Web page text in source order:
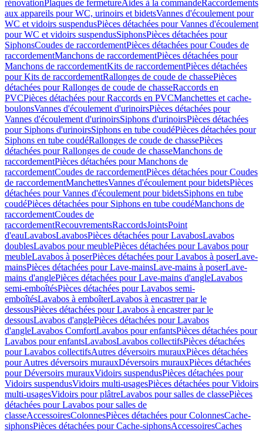
rénovationPlaques de fermetureAides à la commandeRaccordements
aux appareils pour WC, urinoirs et bidetsVannes d'écoulement pour
WC et vidoirs suspendusPièces détachées pour Vannes d'écoulement
pour WC et vidoirs suspendusSiphonsPièces détachées pour
SiphonsCoudes de raccordementPièces détachées pour Coudes de
raccordementManchons de raccordementPièces détachées pour
Manchons de raccordementKits de raccordementPièces détachées
pour Kits de raccordementRallonges de coude de chassePièces
détachées pour Rallonges de coude de chasseRaccords en
PVCPièces détachées pour Raccords en PVCManchettes et cache-
boulonsVannes d'écoulement d'urinoirsPièces détachées pour
Vannes d'écoulement d'urinoirsSiphons d'urinoirsPièces détachées
pour Siphons d'urinoirsSiphons en tube coudéPièces détachées pour
Siphons en tube coudéRallonges de coude de chassePièces
détachées pour Rallonges de coude de chasseManchons de
raccordementPièces détachées pour Manchons de
raccordementCoudes de raccordementPièces détachées pour Coudes
de raccordementManchettesVannes d'écoulement pour bidetsPièces
détachées pour Vannes d'écoulement pour bidetsSiphons en tube
coudéPièces détachées pour Siphons en tube coudéManchons de
raccordementCoudes de
raccordementRecouvrementsRaccordsJointsPoint
d'eauLavabosLavabosPièces détachées pour LavabosLavabos
doublesLavabos pour meublePièces détachées pour Lavabos pour
meubleLavabos à poserPièces détachées pour Lavabos à poserLave-
mainsPièces détachées pour Lave-mainsLave-mains à poserLave-
mains d'anglePièces détachées pour Lave-mains d'angleLavabos
semi-emboîtésPièces détachées pour Lavabos semi-
emboîtésLavabos à emboîterLavabos à encastrer par le
dessousPièces détachées pour Lavabos à encastrer par le
dessousLavabos d'anglePièces détachées pour Lavabos
d'angleLavabos ComfortLavabos pour enfantsPièces détachées pour
Lavabos pour enfantsLavabosLavabos collectifsPièces détachées
pour Lavabos collectifsAutres déversoirs murauxPièces détachées
pour Autres déversoirs murauxDéversoirs murauxPièces détachées
pour Déversoirs murauxVidoirs suspendusPièces détachées pour
Vidoirs suspendusVidoirs multi-usagesPièces détachées pour Vidoirs
multi-usagesVidoirs pour plâtreLavabos pour salles de classePièces
détachées pour Lavabos pour salles de
classeAccessoiresColonnesPièces détachées pour ColonnesCache-
siphonsPièces détachées pour Cache-siphonsAccessoiresCaches